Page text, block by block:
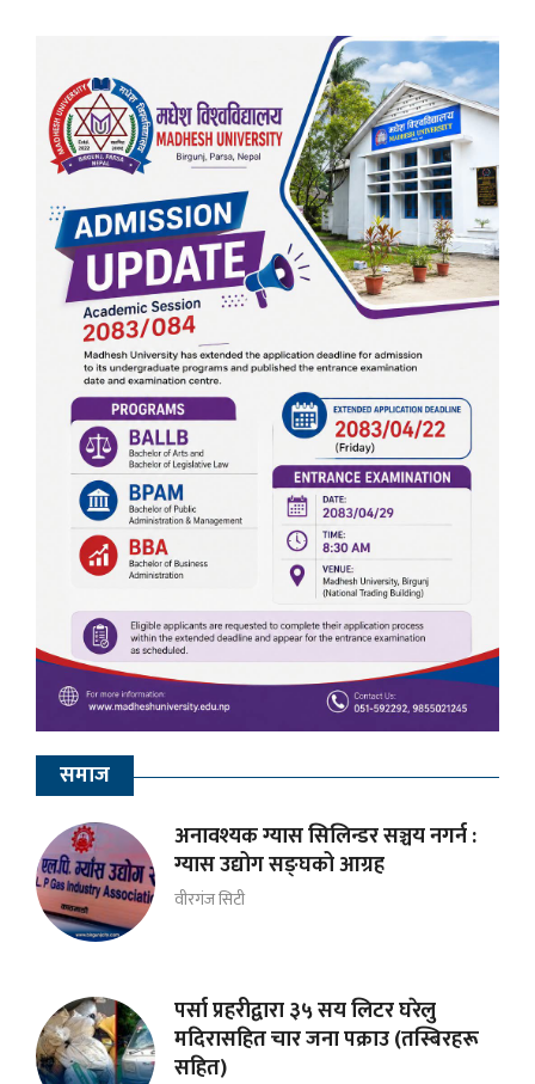
समाज
अनावश्यक ग्यास सिलिन्डर सञ्चय नगर्न :
ग्यास उद्योग सङ्घको आग्रह
वीरगंज सिटी
पर्सा प्रहरीद्वारा ३५ सय लिटर घरेलु
मदिरासहित चार जना पक्राउ (तस्बिरहरू
सहित)